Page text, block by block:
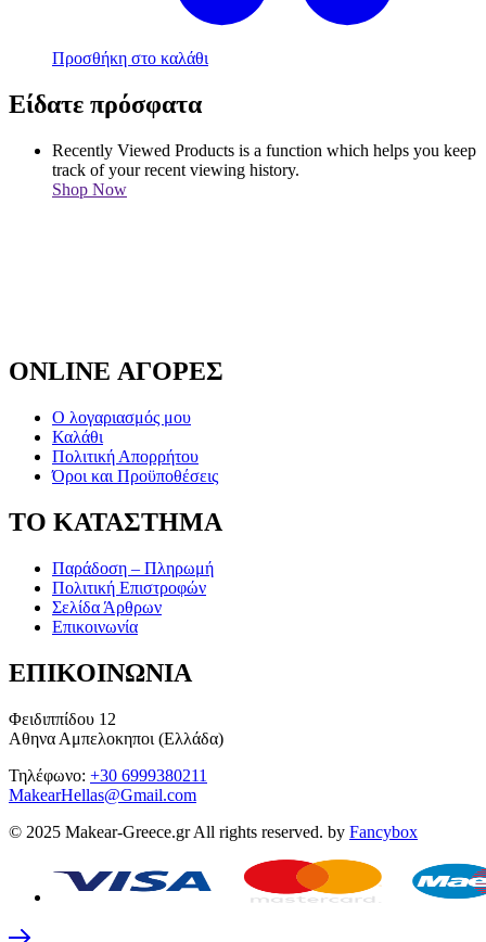
Προσθήκη στο καλάθι
Είδατε πρόσφατα
Recently Viewed Products is a function which helps you keep
track of your recent viewing history.
Shop Now
ONLINE ΑΓΟΡΕΣ
Ο λογαριασμός μου
Καλάθι
Πολιτική Απορρήτου
Όροι και Προϋποθέσεις
ΤΟ ΚΑΤΑΣΤΗΜΑ
Παράδοση – Πληρωμή
Πολιτική Επιστροφών
Σελίδα Άρθρων
Επικοινωνία
ΕΠΙΚΟΙΝΩΝΙΑ
Φειδιππίδου 12
Αθηνα Αμπελοκηποι (Ελλάδα)
Τηλέφωνο: +30 6999380211
MakearHellas@Gmail.com
© 2025 Makear-Greece.gr All rights reserved. by Fancybox